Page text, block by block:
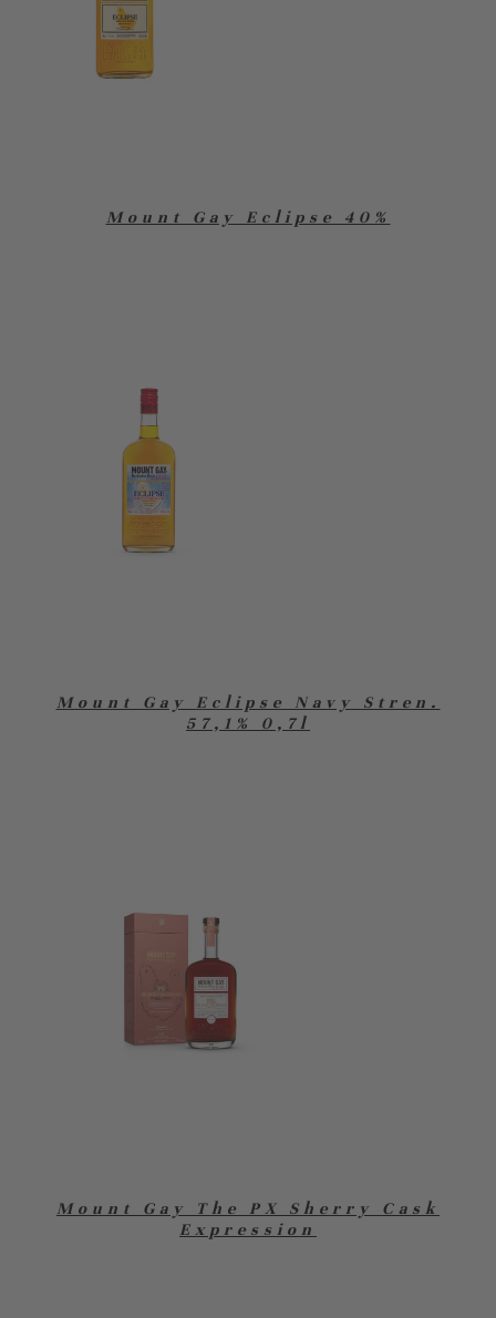
Mount Gay Eclipse 40%
Mount Gay Eclipse Navy Stren.
57,1% 0,7l
Mount Gay The PX Sherry Cask
Expression